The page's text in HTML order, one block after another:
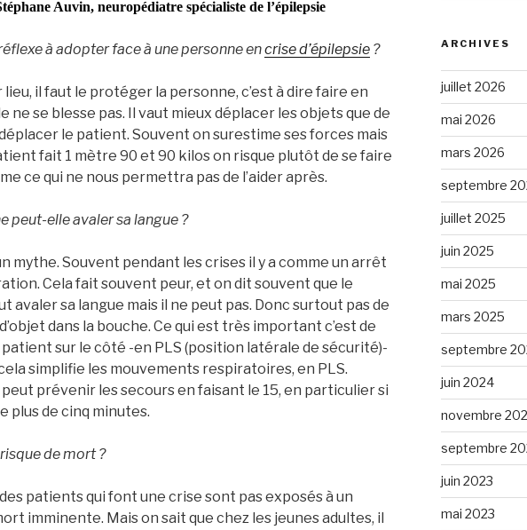
Auvin, neuropédiatre spécialiste de l’épilepsie
à adopter face à une personne encrise d’épilepsie ?
lieu, il faut le protéger la personne, c’est à dire faire en
ne se blesse pas. Il vaut mieux déplacer les objets que de
le patient. Souvent on surestime ses forces mais
fait 1 mètre 90 et 90 kilos on risque plutôt de se faire
ce qui ne nous permettra pas de l’aider après.
peut-elle avaler sa langue ?
mythe. Souvent pendant les crises il y a comme un arrêt
Cela fait souvent peur, et on dit souvent que le
avaler sa langue mais il ne peut pas. Donc surtout pas de
dans la bouche. Ce qui est très important c’est de
sur le côté -en PLS (position latérale de sécurité)-
simplifie les mouvements respiratoires, en PLS.
peut prévenir les secours en faisant le 15, en particulier si
plus de cinq minutes.
de mort ?
patients qui font une crise sont pas exposés à un
imminente. Mais on sait que chez les jeunes adultes, il
ARCHIVES
juillet 2026
mai 2026
mars 2026
septembre
juillet 2025
juin 2025
mai 2025
mars 2025
septembre
juin 2024
novembre
septembre
juin 2023
mai 2023